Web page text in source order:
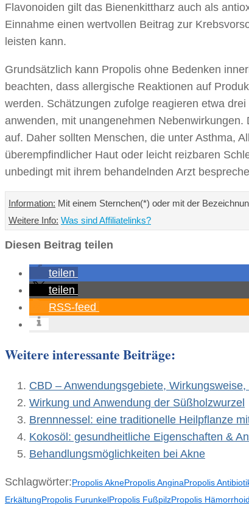
Flavonoiden gilt das Bienenkittharz auch als
Einnahme einen wertvollen Beitrag zur
leisten kann.
Grundsätzlich kann Propolis ohne Bedenken
beachten, dass allergische Reaktionen auf
werden. Schätzungen zufolge reagieren etwa
anwenden, mit unangenehmen
auf. Daher sollten Menschen, die unter Asthma,
überempfindlicher Haut oder leicht reizbaren
unbedingt mit ihrem behandelnden Arzt
Information: Mit einem Sternchen(*) oder mit der
Weitere Info: Was sind Affiliatelinks?
Diesen Beitrag teilen
teilen
teilen
RSS-feed
Weitere interessante Beiträge:
CBD – Anwendungsgebiete,
Wirkung und Anwendung der Süßholzwurzel
Brennnessel: eine traditionelle Heilpflanze
Kokosöl: gesundheitliche Eigenschaften &
Behandlungsmöglichkeiten bei Akne
Schlagwörter: Propolis AknePropolis Angina Propolis
Erkältung Propolis Furunkel Propolis FußpilzPropolis